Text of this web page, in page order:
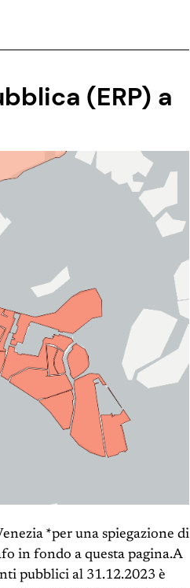
(ERP) a
*per una spiegazione di
in fondo a questa pagina.A
pubblici al 31.12.2023 è